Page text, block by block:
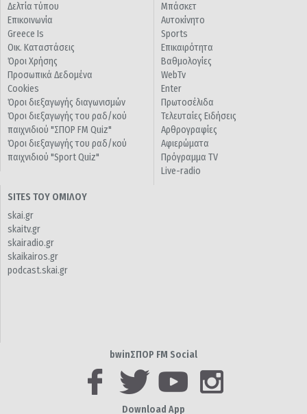
Δελτία τύπου
Επικοινωνία
Greece Is
Οικ. Καταστάσεις
Όροι Χρήσης
Προσωπικά Δεδομένα
Cookies
Όροι διεξαγωγής διαγωνισμών
Όροι διεξαγωγής του ραδ/κού
παιχνιδιού "ΣΠΟΡ FM Quiz"
Όροι διεξαγωγής του ραδ/κού
παιχνιδιού "Sport Quiz"
Μπάσκετ
Αυτοκίνητο
Sports
Επικαιρότητα
Βαθμολογίες
WebTv
Enter
Πρωτοσέλιδα
Τελευταίες Ειδήσεις
Αρθρογραφίες
Αφιερώματα
Πρόγραμμα TV
Live-radio
SITES ΤΟΥ ΟΜΙΛΟΥ
skai.gr
skaitv.gr
skairadio.gr
skaikairos.gr
podcast.skai.gr
bwinΣΠΟΡ FM Social
Download App